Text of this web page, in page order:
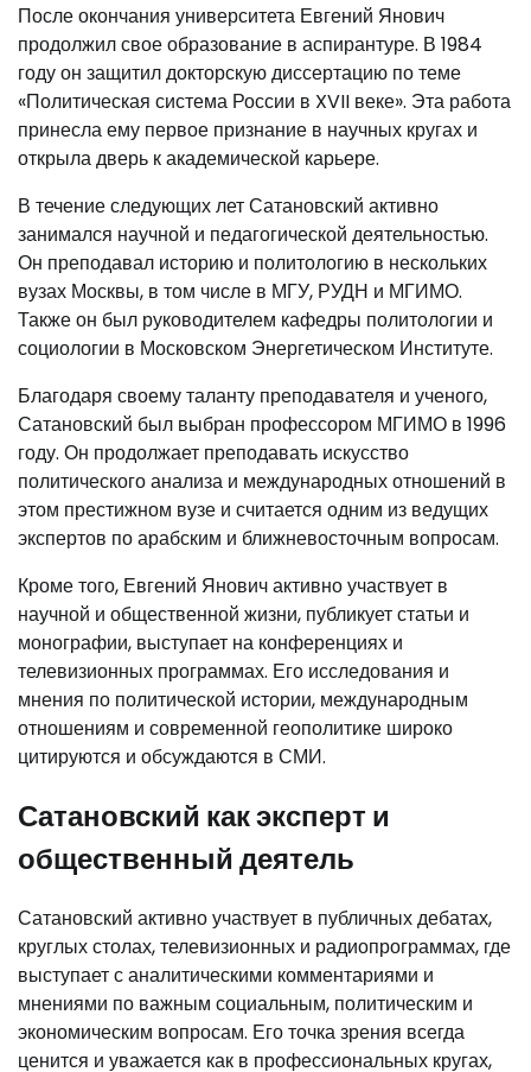
После окончания университета Евгений Янович
продолжил свое образование в аспирантуре. В 1984
году он защитил докторскую диссертацию по теме
«Политическая система России в XVII веке». Эта работа
принесла ему первое признание в научных кругах и
открыла дверь к академической карьере.
В течение следующих лет Сатановский активно
занимался научной и педагогической деятельностью.
Он преподавал историю и политологию в нескольких
вузах Москвы, в том числе в МГУ, РУДН и МГИМО.
Также он был руководителем кафедры политологии и
социологии в Московском Энергетическом Институте.
Благодаря своему таланту преподавателя и ученого,
Сатановский был выбран профессором МГИМО в 1996
году. Он продолжает преподавать искусство
политического анализа и международных отношений в
этом престижном вузе и считается одним из ведущих
экспертов по арабским и ближневосточным вопросам.
Кроме того, Евгений Янович активно участвует в
научной и общественной жизни, публикует статьи и
монографии, выступает на конференциях и
телевизионных программах. Его исследования и
мнения по политической истории, международным
отношениям и современной геополитике широко
цитируются и обсуждаются в СМИ.
Сатановский как эксперт и
общественный деятель
Сатановский активно участвует в публичных дебатах,
круглых столах, телевизионных и радиопрограммах, где
выступает с аналитическими комментариями и
мнениями по важным социальным, политическим и
экономическим вопросам. Его точка зрения всегда
ценится и уважается как в профессиональных кругах,